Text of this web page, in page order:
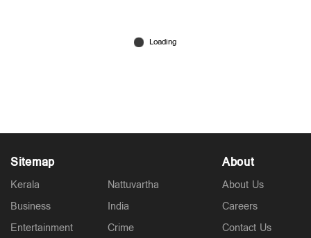
ഗള്‍ഫില്‍നിന്നുള്ള വിമാനനിരക്ക് കുത്തനെ കൂട്ടി;
യുദ്ധമറവില്‍ വന്‍കൊള്ള
Sitemap
Kerala
Business
Entertainment
Nattuvartha
India
Crime
About
About Us
Careers
Contact Us